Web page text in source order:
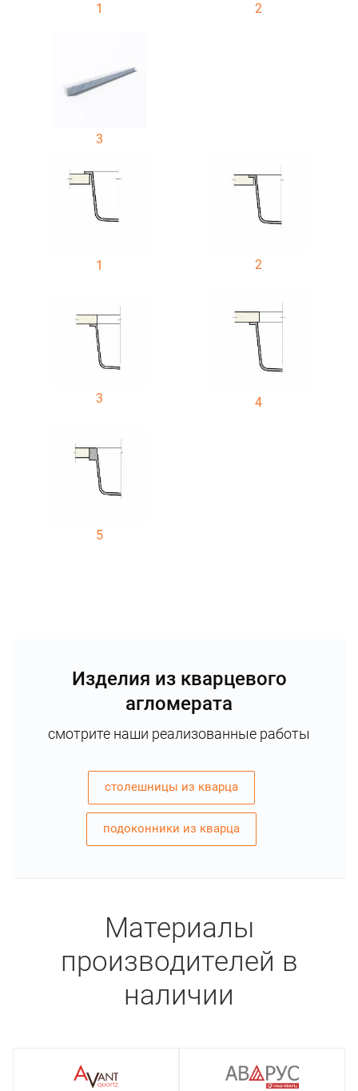
1 2
3
1 2
3 4
5
Изделия из кварцевого
агломерата
смотрите наши реализованные работы
столешницы из кварца
подоконники из кварца
Материалы
производителей в
наличии